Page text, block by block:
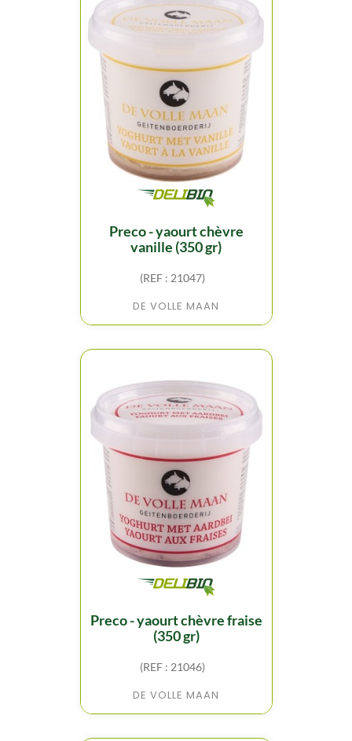
preco - yaourt chèvre
vanille (350 gr)
(REF : 21047)
DE VOLLE MAAN
preco - yaourt chèvre fraise
(350 gr)
(REF : 21046)
DE VOLLE MAAN